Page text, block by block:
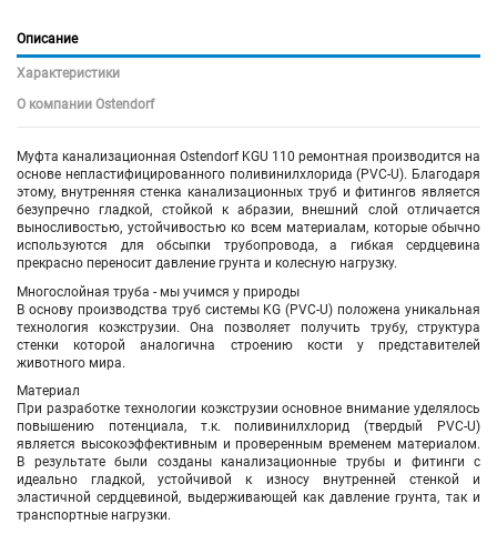
Описание
Характеристики
О компании Ostendorf
Муфта канализационная Ostendorf KGU 110 ремонтная производится на
основе непластифицированного поливинилхлорида (PVC-U). Благодаря
этому, внутренняя стенка канализационных труб и фитингов является
безупречно гладкой, стойкой к абразии, внешний слой отличается
выносливостью, устойчивостью ко всем материалам, которые обычно
используются для обсыпки трубопровода, а гибкая сердцевина
прекрасно переносит давление грунта и колесную нагрузку.
Многослойная труба - мы учимся у природы
В основу производства труб системы KG (PVC-U) положена уникальная
технология коэкструзии. Она позволяет получить трубу, структура
стенки которой аналогична строению кости у представителей
животного мира.
Материал
При разработке технологии коэкструзии основное внимание уделялось
повышению потенциала, т.к. поливинилхлорид (твердый PVC-U)
является высокоэффективным и проверенным временем материалом.
В результате были созданы канализационные трубы и фитинги с
идеально гладкой, устойчивой к износу внутренней стенкой и
эластичной сердцевиной, выдерживающей как давление грунта, так и
транспортные нагрузки.